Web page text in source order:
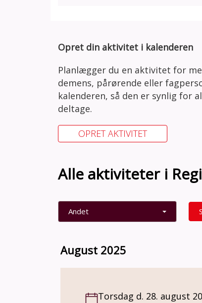
Opret din aktivitet i kalenderen
Planlægger du en aktivitet for
demens, pårørende eller
kalenderen, så den er synlig for
deltage.
OPRET AKTIVITET
Alle aktiviteter i
Andet
August 2025
Torsdag d. 28. august